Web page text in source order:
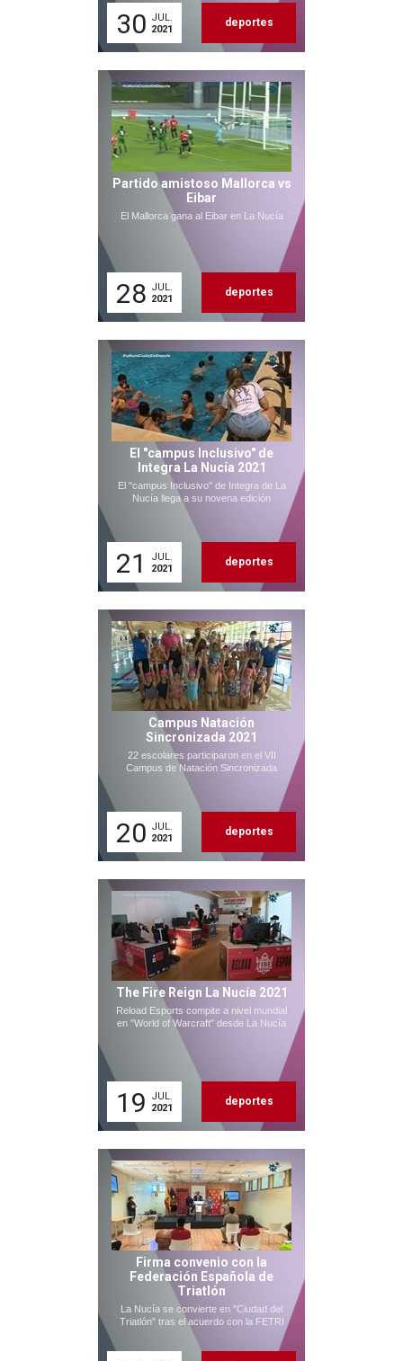
30 JUL.
2021
deportes
Partido amistoso Mallorca vs
Eibar
El Mallorca gana al Eibar en La Nucía
28 JUL.
2021
deportes
El "campus Inclusivo" de
Integra La Nucía 2021
El "campus Inclusivo" de Integra de La
Nucía llega a su novena edición
21
JUL.
2021
deportes
Campus Natación
Sincronizada 2021
22 escolares participaron en el VII
Campus de Natación Sincronizada
20 JUL.
2021
deportes
The Fire Reign La Nucía 2021
Reload Esports compite a nivel mundial
en "World of Warcraft" desde La Nucía
19
JUL.
2021
deportes
Firma convenio con la
Federación Española de
Triatlón
La Nucía se convierte en "Ciudad del
Triatlón" tras el acuerdo con la FETRI